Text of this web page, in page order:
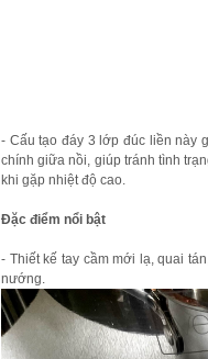
- Cấu tạo đáy 3 lớp đúc liền này
chính giữa nồi, giúp tránh tình
khi gặp nhiệt độ cao.
Đặc điểm nổi bật
- Thiết kế tay cầm mới lạ, quai
nướng.